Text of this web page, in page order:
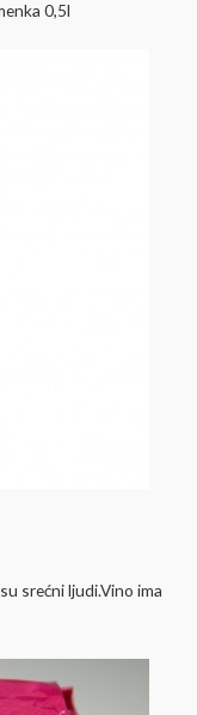
0,5l
srećni ljudi.Vino ima